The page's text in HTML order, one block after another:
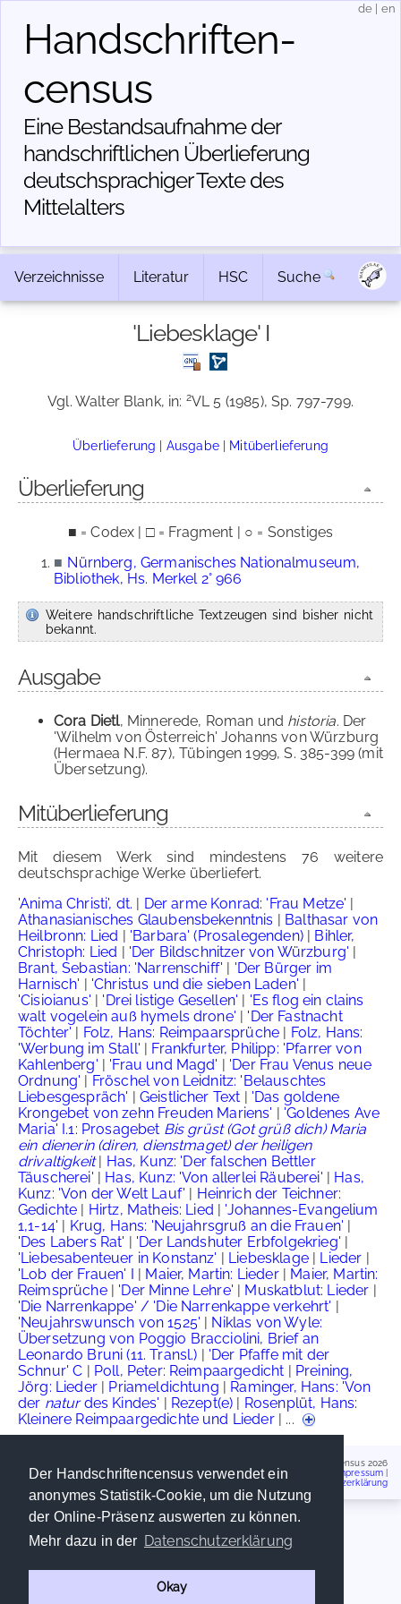
Der Handschriftencensus verwendet ein
anonymes Statistik-Cookie, um die Nutzung
der Online-Präsenz auswerten zu können.
Mehr dazu in der Datenschutzerklärung
Okay
Handschriften­
census
Eine Bestandsaufnahme der
handschriftlichen Über­lieferung
deutschsprachiger Texte des
Mittelalters
de en
Verzeichnisse Literatur HSC Suche
'Liebesklage' I
Vgl. Walter Blank, in: 2VL 5 (1985), Sp. 797-799.
Überlieferung | Ausgabe| Mitüberlieferung
Überlieferung
■ = Codex | □ = Fragment | ○ = Sonstiges
■ Nürnberg, Germanisches Nationalmuseum,
Bibliothek, Hs. Merkel 2° 966
Weitere handschriftliche Textzeugen sind bisher nicht
bekannt.
Ausgabe
Cora Dietl, Minnerede, Roman und historia. Der
'Wilhelm von Österreich' Johanns von Würzburg
(Hermaea N.F. 87), Tübingen 1999, S. 385-399 (mit
Übersetzung).
Mitüberlieferung
Mit diesem Werk sind mindestens 76 weitere
deutschsprachige Werke überliefert.
'Anima Christi', dt. | Der arme Konrad: 'Frau Metze' |
Athanasianisches Glaubensbekenntnis | Balthasar von
Heilbronn: Lied | 'Barbara' (Prosalegenden)| Bihler,
Christoph: Lied | 'Der Bildschnitzer von Würzburg' |
Brant, Sebastian: 'Narrenschiff' | 'Der Bürger im
Harnisch' | 'Christus und die sieben Laden' |
'Cisioianus' | 'Drei listige Gesellen' | 'Es flog ein clains
walt vogelein auß hymels drone' | 'Der Fastnacht
Töchter' | Folz, Hans: Reimpaarsprüche | Folz, Hans:
'Werbung im Stall' | Frankfurter, Philipp: 'Pfarrer von
Kahlenberg' | 'Frau und Magd' | 'Der Frau Venus neue
Ordnung' | Fröschel von Leidnitz: 'Belauschtes
Liebesgespräch' | Geistlicher Text | 'Das goldene
Krongebet von zehn Freuden Mariens' | 'Goldenes Ave
Maria' I.1: Prosagebet Bis grüst (Got grüß dich) Maria
ein dienerin (diren, dienstmaget) der heiligen
drivaltigkeit| Has, Kunz: 'Der falschen Bettler
Täuscherei' | Has, Kunz: 'Von allerlei Räuberei' | Has,
Kunz: 'Von der Welt Lauf' | Heinrich der Teichner:
Gedichte | Hirtz, Matheis: Lied | 'Johannes-Evangelium
1,1-14' | Krug, Hans: 'Neujahrsgruß an die Frauen' |
'Des Labers Rat' | 'Der Landshuter Erbfolgekrieg' |
'Liebesabenteuer in Konstanz' | Liebesklage| Lieder |
'Lob der Frauen' I | Maier, Martin: Lieder| Maier, Martin:
Reimsprüche| 'Der Minne Lehre' | Muskatblut: Lieder |
'Die Narrenkappe' / 'Die Narrenkappe verkehrt' |
'Neujahrswunsch von 1525' | Niklas von Wyle:
Übersetzung von Poggio Bracciolini, Brief an
Leonardo Bruni (11. Transl.) | 'Der Pfaffe mit der
Schnur' C | Poll, Peter: Reimpaargedicht | Preining,
Jörg: Lieder| Priameldichtung | Raminger, Hans: 'Von
der naturdes Kindes' | Rezept(e) | Rosenplüt, Hans:
Kleinere Reimpaargedichte und Lieder| ...
Handschriftencensus 2026
Impressum
Datenschutzerklärung